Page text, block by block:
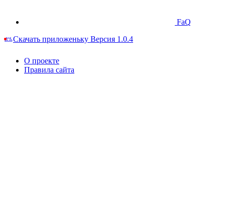
FaQ
Скачать приложеньку Версия 1.0.4
О проекте
Правила сайта